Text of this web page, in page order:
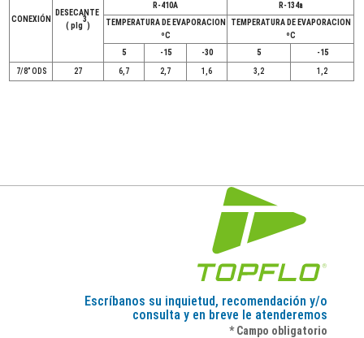
CONEXIÓN
DESECANTE
( plg
3
)
R-410A
R-134a
TEMPERATURA DE EVAPORACION
ºC
TEMPERATURA DE EVAPORACION
ºC
5
-15 -30 5 -15
7/8” ODS 27 6,7 2,7 1,6 3,2 1,2
Escríbanos su inquietud, recomendación y/o
consulta y en breve le atenderemos
* Campo obligatorio